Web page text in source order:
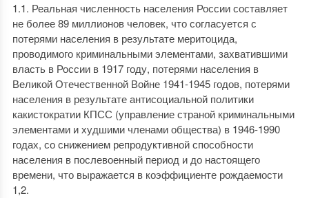
1.1. Реальная численность населения России составляет
не более 89 миллионов человек, что согласуется с
потерями населения в результате меритоцида,
проводимого криминальными элементами, захватившими
власть в России в 1917 году, потерями населения в
Великой Отечественной Войне 1941-1945 годов, потерями
населения в результате антисоциальной политики
какистократии КПСС (управление страной криминальными
элементами и худшими членами общества) в 1946-1990
годах, со снижением репродуктивной способности
населения в послевоенный период и до настоящего
времени, что выражается в коэффициенте рождаемости
1,2.